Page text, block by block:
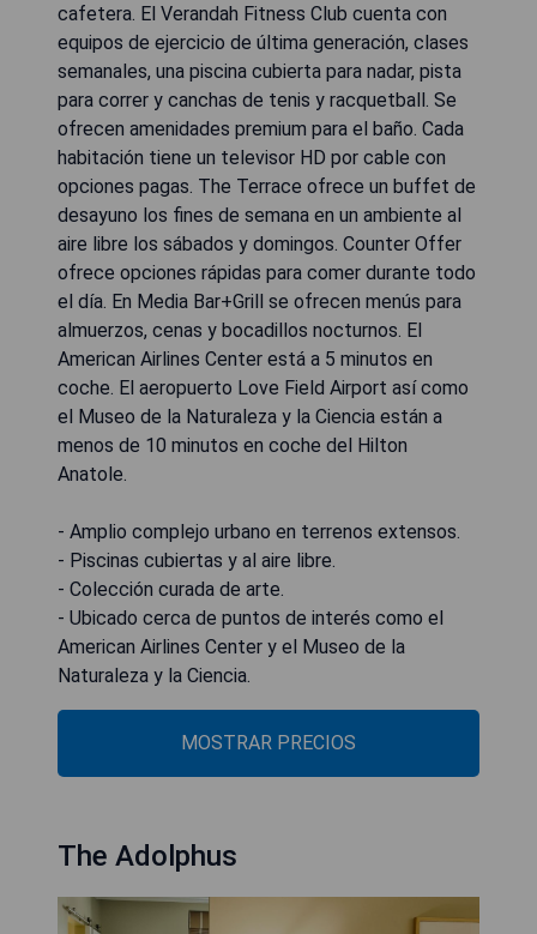
cafetera. El Verandah Fitness Club cuenta con
equipos de ejercicio de última generación, clases
semanales, una piscina cubierta para nadar, pista
para correr y canchas de tenis y racquetball. Se
ofrecen amenidades premium para el baño. Cada
habitación tiene un televisor HD por cable con
opciones pagas. The Terrace ofrece un buffet de
desayuno los fines de semana en un ambiente al
aire libre los sábados y domingos. Counter Offer
ofrece opciones rápidas para comer durante todo
el día. En Media Bar+Grill se ofrecen menús para
almuerzos, cenas y bocadillos nocturnos. El
American Airlines Center está a 5 minutos en
coche. El aeropuerto Love Field Airport así como
el Museo de la Naturaleza y la Ciencia están a
menos de 10 minutos en coche del Hilton
Anatole.
- Amplio complejo urbano en terrenos extensos.
- Piscinas cubiertas y al aire libre.
- Colección curada de arte.
- Ubicado cerca de puntos de interés como el
American Airlines Center y el Museo de la
Naturaleza y la Ciencia.
MOSTRAR PRECIOS
The Adolphus